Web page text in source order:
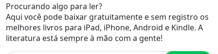
Procurando algo para ler?
Aqui você pode baixar gratuitamente e sem registro os
melhores livros para iPad, iPhone, Android e Kindle. A
literatura está sempre à mão com a gente!